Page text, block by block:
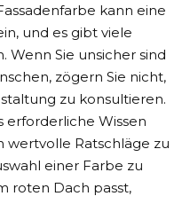
kann eine
und es gibt viele
Wenn Sie unsicher sind
zögern Sie nicht,
zu konsultieren.
erforderliche Wissen
wertvolle Ratschläge zu
einer Farbe zu
roten Dach passt,